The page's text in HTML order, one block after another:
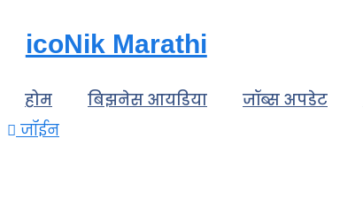
content
icoNik Marathi
होम बिझनेस आयडिया जॉब्स अपडेट
जॉईन